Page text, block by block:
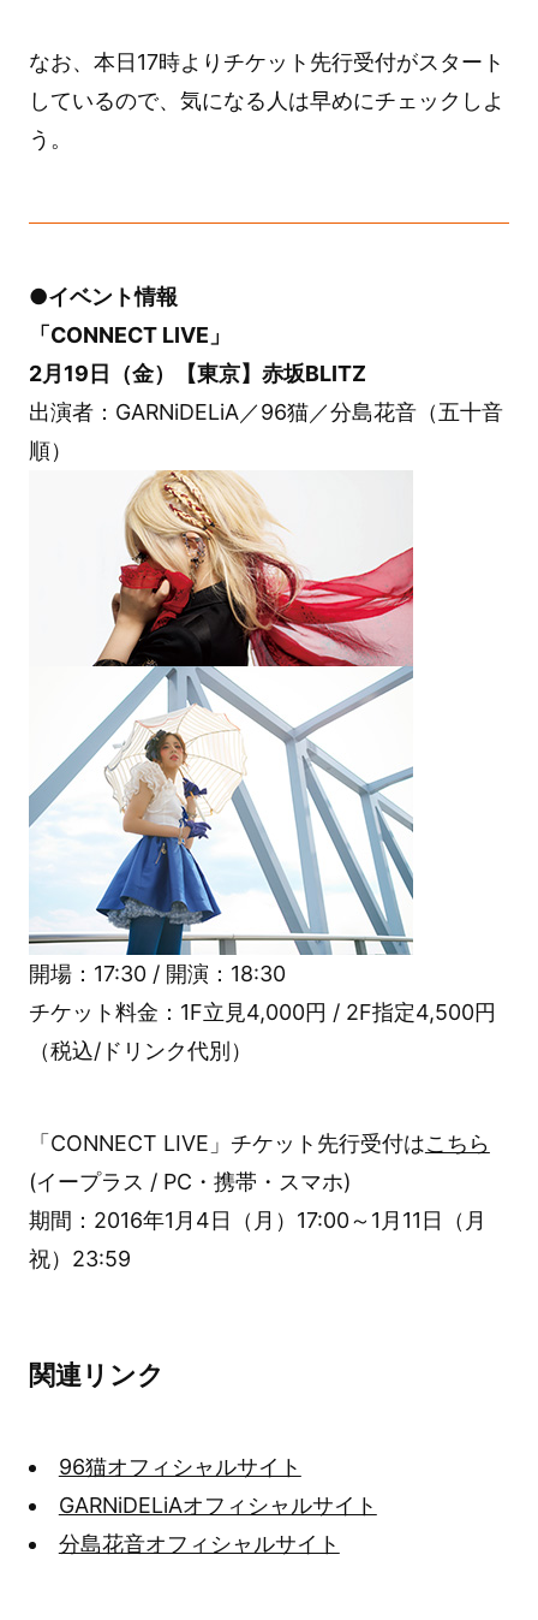
なお、本日17時よりチケット先行受付がスタート
しているので、気になる人は早めにチェックしよ
う。
●イベント情報
「CONNECT LIVE」
2月19日（金）【東京】赤坂BLITZ
出演者：GARNiDELiA／96猫／分島花音（五十音
順）
開場：17:30 / 開演：18:30
チケット料金：1F立見4,000円 / 2F指定4,500円
（税込/ドリンク代別）
「CONNECT LIVE」チケット先行受付はこちら
(イープラス / PC・携帯・スマホ)
期間：2016年1月4日（月）17:00～1月11日（月
祝）23:59
関連リンク
96猫オフィシャルサイト
GARNiDELiAオフィシャルサイト
分島花音オフィシャルサイト